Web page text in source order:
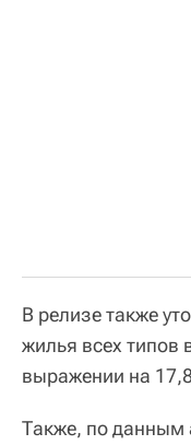
В релизе также
жилья всех типов
выражении на
Также, по данным